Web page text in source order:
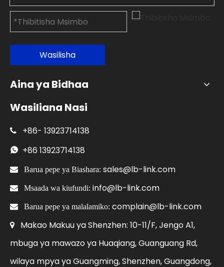
Wasilisha
Aina ya Bidhaa
Wasiliana Nasi
 +86- 13923714138
 +86 13923714138
 Barua pepe ya Biashara: sales@lb-link.com
 Msaada wa kiufundi: info@lb-link.com
 Barua pepe ya malalamiko: complain@lb-link.com
 Makao Makuu ya Shenzhen: 10-11/F, Jengo A1,
mbuga ya mawazo ya Huaqiang, Guanguang Rd,
wilaya mpya ya Guangming, Shenzhen, Guangdong,